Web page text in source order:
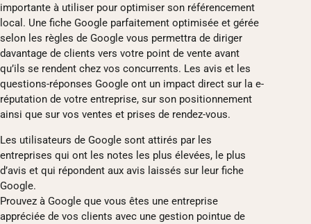
importante à utiliser pour optimiser son référencement
local. Une fiche Google parfaitement optimisée et gérée
selon les règles de Google vous permettra de diriger
davantage de clients vers votre point de vente avant
qu’ils se rendent chez vos concurrents. Les avis et les
questions-réponses Google ont un impact direct sur la e-
réputation de votre entreprise, sur son positionnement
ainsi que sur vos ventes et prises de rendez-vous.
Les utilisateurs de Google sont attirés par les
entreprises qui ont les notes les plus élevées, le plus
d’avis et qui répondent aux avis laissés sur leur fiche
Google.
Prouvez à Google que vous êtes une entreprise
appréciée de vos clients avec une gestion pointue de